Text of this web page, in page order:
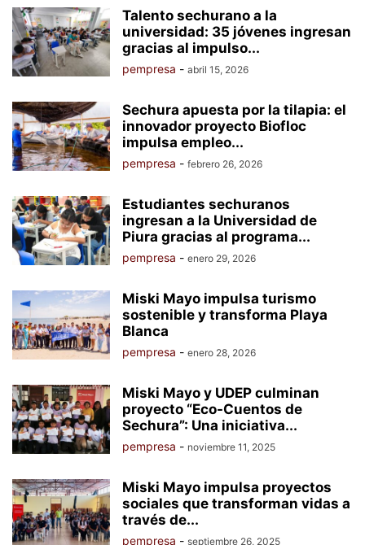
Talento sechurano a la
universidad: 35 jóvenes ingresan
gracias al impulso...
pempresa - abril 15, 2026
Sechura apuesta por la tilapia: el
innovador proyecto Biofloc
impulsa empleo...
pempresa - febrero 26, 2026
Estudiantes sechuranos
ingresan a la Universidad de
Piura gracias al programa...
pempresa - enero 29, 2026
Miski Mayo impulsa turismo
sostenible y transforma Playa
Blanca
pempresa - enero 28, 2026
Miski Mayo y UDEP culminan
proyecto “Eco-Cuentos de
Sechura”: Una iniciativa...
pempresa - noviembre 11, 2025
Miski Mayo impulsa proyectos
sociales que transforman vidas a
través de...
pempresa - septiembre 26, 2025